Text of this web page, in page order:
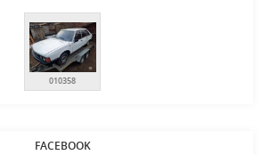
010358
FACEBOOK